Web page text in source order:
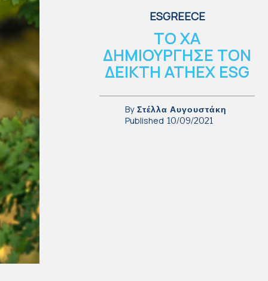
ESGREECE
ΤΟ ΧΑ
ΔΗΜΙΟΥΡΓΗΣΕ ΤΟΝ
ΔΕΙΚΤΗ ATHEX ESG
By Στέλλα Αυγουστάκη
Published 10/09/2021